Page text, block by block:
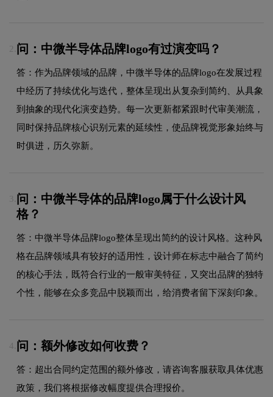
2. 问：中微半导体品牌logo有过演变吗？
答：作为品牌领域的品牌，中微半导体的品牌logo在发展过程
中经历了持续优化与迭代，整体呈现出从复杂到简约、从具象
到抽象的现代化演变趋势。每一次更新都紧跟时代审美潮流，
同时保持品牌核心识别元素的延续性，使品牌视觉形象始终与
时俱进，历久弥新。
3. 问：中微半导体的品牌logo属于什么设计风
格？
答：中微半导体品牌logo整体呈现出简约的设计风格。这种风
格在品牌领域具有较好的适用性，设计师在标志中融合了简约
的核心手法，既符合行业的一般审美特征，又突出品牌的独特
个性，能够在众多竞品中脱颖而出，给消费者留下深刻印象。
4. 问：额外修改如何收费？
答：超出合同约定范围的额外修改，请咨询客服获取具体优惠
政策，我们将根据修改幅度提供合理报价。